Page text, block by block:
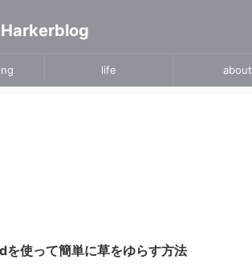
Harkerblog
life about
使って簡単に草をゆらす方法